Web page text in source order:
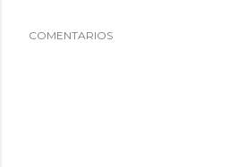
COMENTARIOS